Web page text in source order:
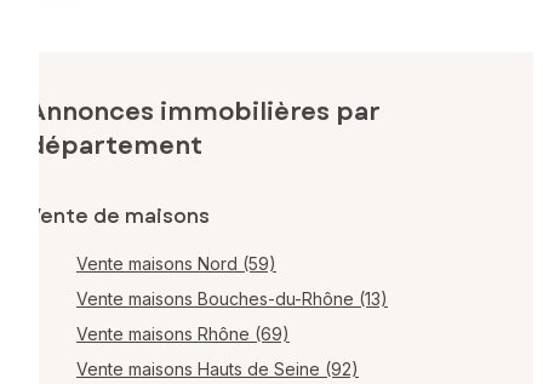
Annonces immobilières par
département
Vente de maisons
Vente maisons Nord (59)
Vente maisons Bouches-du-Rhône (13)
Vente maisons Rhône (69)
Vente maisons Hauts de Seine (92)